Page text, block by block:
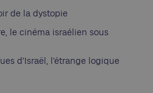
de la dystopie
le cinéma israélien sous
d’Israël, l’étrange logique